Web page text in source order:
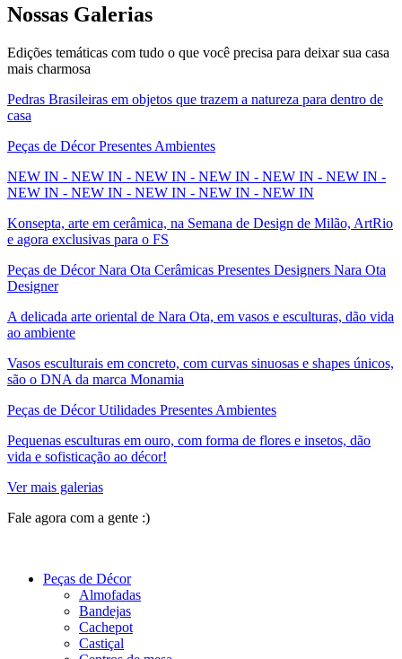
Nossas Galerias
Edições temáticas com tudo o que você precisa para deixar sua casa
mais charmosa
Pedras Brasileiras em objetos que trazem a natureza para dentro de
casa
Peças de Décor Presentes Ambientes
NEW IN - NEW IN - NEW IN - NEW IN - NEW IN - NEW IN -
NEW IN - NEW IN - NEW IN - NEW IN - NEW IN
Konsepta, arte em cerâmica, na Semana de Design de Milão, ArtRio
e agora exclusivas para o FS
Peças de Décor Nara Ota Cerâmicas Presentes Designers Nara Ota
Designer
A delicada arte oriental de Nara Ota, em vasos e esculturas, dão vida
ao ambiente
Vasos esculturais em concreto, com curvas sinuosas e shapes únicos,
são o DNA da marca Monamia
Peças de Décor Utilidades Presentes Ambientes
Pequenas esculturas em ouro, com forma de flores e insetos, dão
vida e sofisticação ao décor!
Ver mais galerias
Fale agora com a gente :)
Peças de Décor
Almofadas
Bandejas
Cachepot
Castiçal